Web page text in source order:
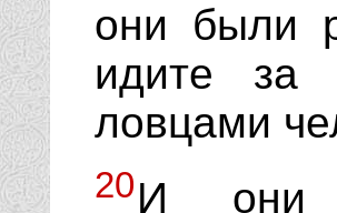
они были
идите
ловцами
20И они